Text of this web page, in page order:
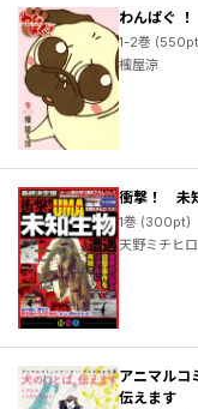
わんぱぐ ！
1-2巻
櫁屋涼
衝撃！ 未
1巻 (300pt)
天野ミチヒロ
アニマルコ
伝えます